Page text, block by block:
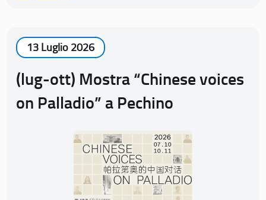
13 Luglio 2026
(lug-ott) Mostra “Chinese voices
on Palladio” a Pechino